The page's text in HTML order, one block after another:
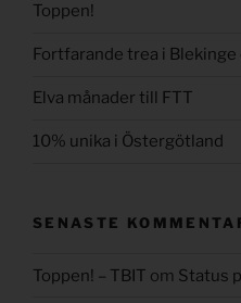
Toppen!
Fortfarande trea i
Elva månader till FTT
10% unika i Östergötland
SENASTE
Toppen! – TBIT om Status